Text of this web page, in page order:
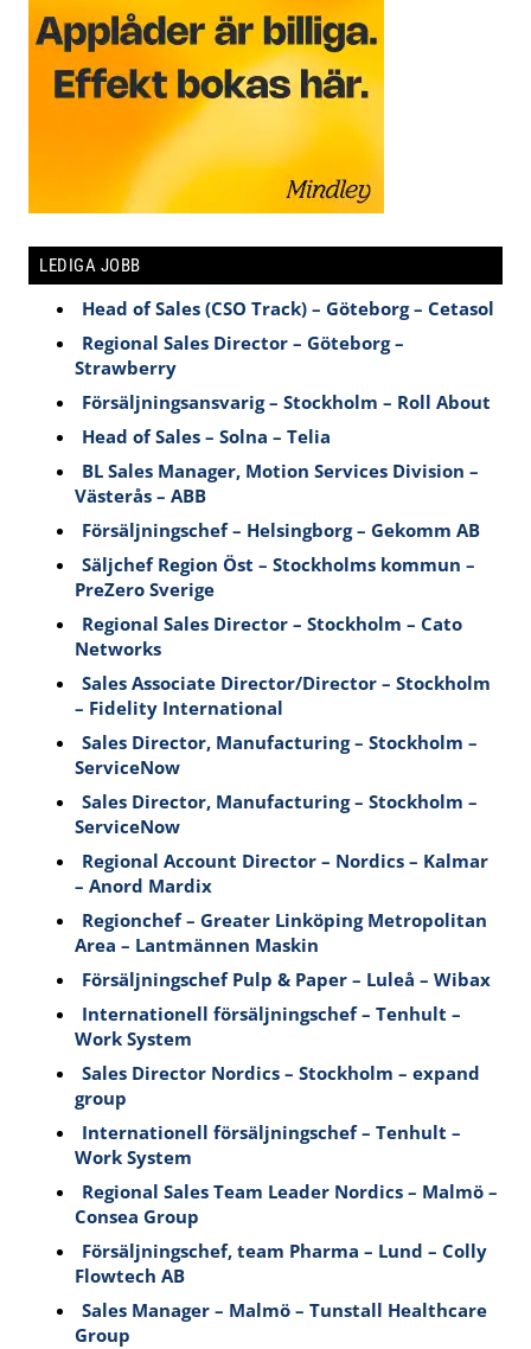
LEDIGA JOBB
Head of Sales (CSO Track) – Göteborg – Cetasol
Regional Sales Director – Göteborg –
Strawberry
Försäljningsansvarig – Stockholm – Roll About
Head of Sales – Solna – Telia
BL Sales Manager, Motion Services Division –
Västerås – ABB
Försäljningschef – Helsingborg – Gekomm AB
Säljchef Region Öst – Stockholms kommun –
PreZero Sverige
Regional Sales Director – Stockholm – Cato
Networks
Sales Associate Director/Director – Stockholm
– Fidelity International
Sales Director, Manufacturing – Stockholm –
ServiceNow
Sales Director, Manufacturing – Stockholm –
ServiceNow
Regional Account Director – Nordics – Kalmar
– Anord Mardix
Regionchef – Greater Linköping Metropolitan
Area – Lantmännen Maskin
Försäljningschef Pulp & Paper – Luleå – Wibax
Internationell försäljningschef – Tenhult –
Work System
Sales Director Nordics – Stockholm – expand
group
Internationell försäljningschef – Tenhult –
Work System
Regional Sales Team Leader Nordics – Malmö –
Consea Group
Försäljningschef, team Pharma – Lund – Colly
Flowtech AB
Sales Manager – Malmö – Tunstall Healthcare
Group